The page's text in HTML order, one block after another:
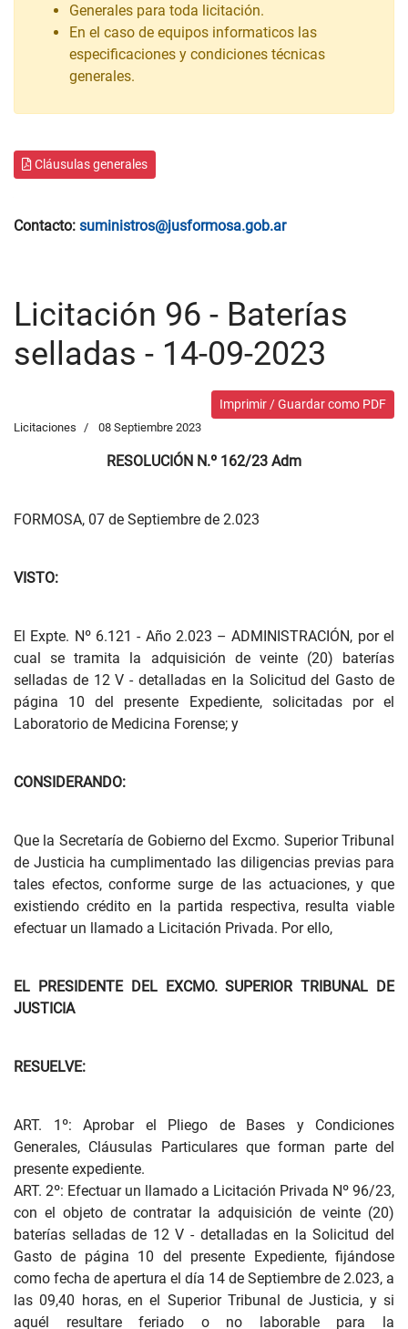
Generales para toda licitación.
En el caso de equipos informaticos las
especificaciones y condiciones técnicas
generales.
Cláusulas generales
Contacto: suministros@jusformosa.gob.ar
Licitación 96 - Baterías
selladas - 14-09-2023
Imprimir / Guardar como PDF
Licitaciones 08 Septiembre 2023
RESOLUCIÓN N.º 162/23 Adm
FORMOSA, 07 de Septiembre de 2.023
VISTO:
El Expte. Nº 6.121 - Año 2.023 – ADMINISTRACIÓN, por el
cual se tramita la adquisición de veinte (20) baterías
selladas de 12 V - detalladas en la Solicitud del Gasto de
página 10 del presente Expediente, solicitadas por el
Laboratorio de Medicina Forense; y
CONSIDERANDO:
Que la Secretaría de Gobierno del Excmo. Superior Tribunal
de Justicia ha cumplimentado las diligencias previas para
tales efectos, conforme surge de las actuaciones, y que
existiendo crédito en la partida respectiva, resulta viable
efectuar un llamado a Licitación Privada. Por ello,
EL PRESIDENTE DEL EXCMO. SUPERIOR TRIBUNAL DE
JUSTICIA
RESUELVE:
ART. 1º: Aprobar el Pliego de Bases y Condiciones
Generales, Cláusulas Particulares que forman parte del
presente expediente.
ART. 2º: Efectuar un llamado a Licitación Privada Nº 96/23,
con el objeto de contratar la adquisición de veinte (20)
baterías selladas de 12 V - detalladas en la Solicitud del
Gasto de página 10 del presente Expediente, fijándose
como fecha de apertura el día 14 de Septiembre de 2.023, a
las 09,40 horas, en el Superior Tribunal de Justicia, y si
aquél resultare feriado o no laborable para la